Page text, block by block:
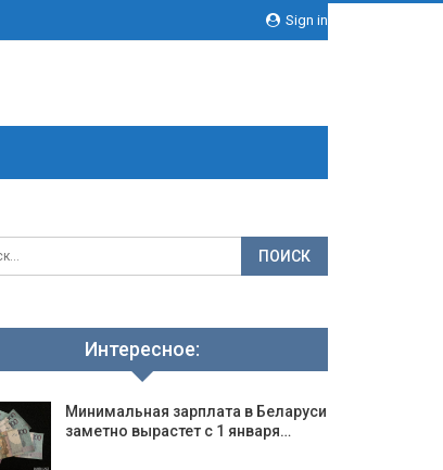
Sign in
Интересное:
Минимальная зарплата в Беларуси
заметно вырастет с 1 января…